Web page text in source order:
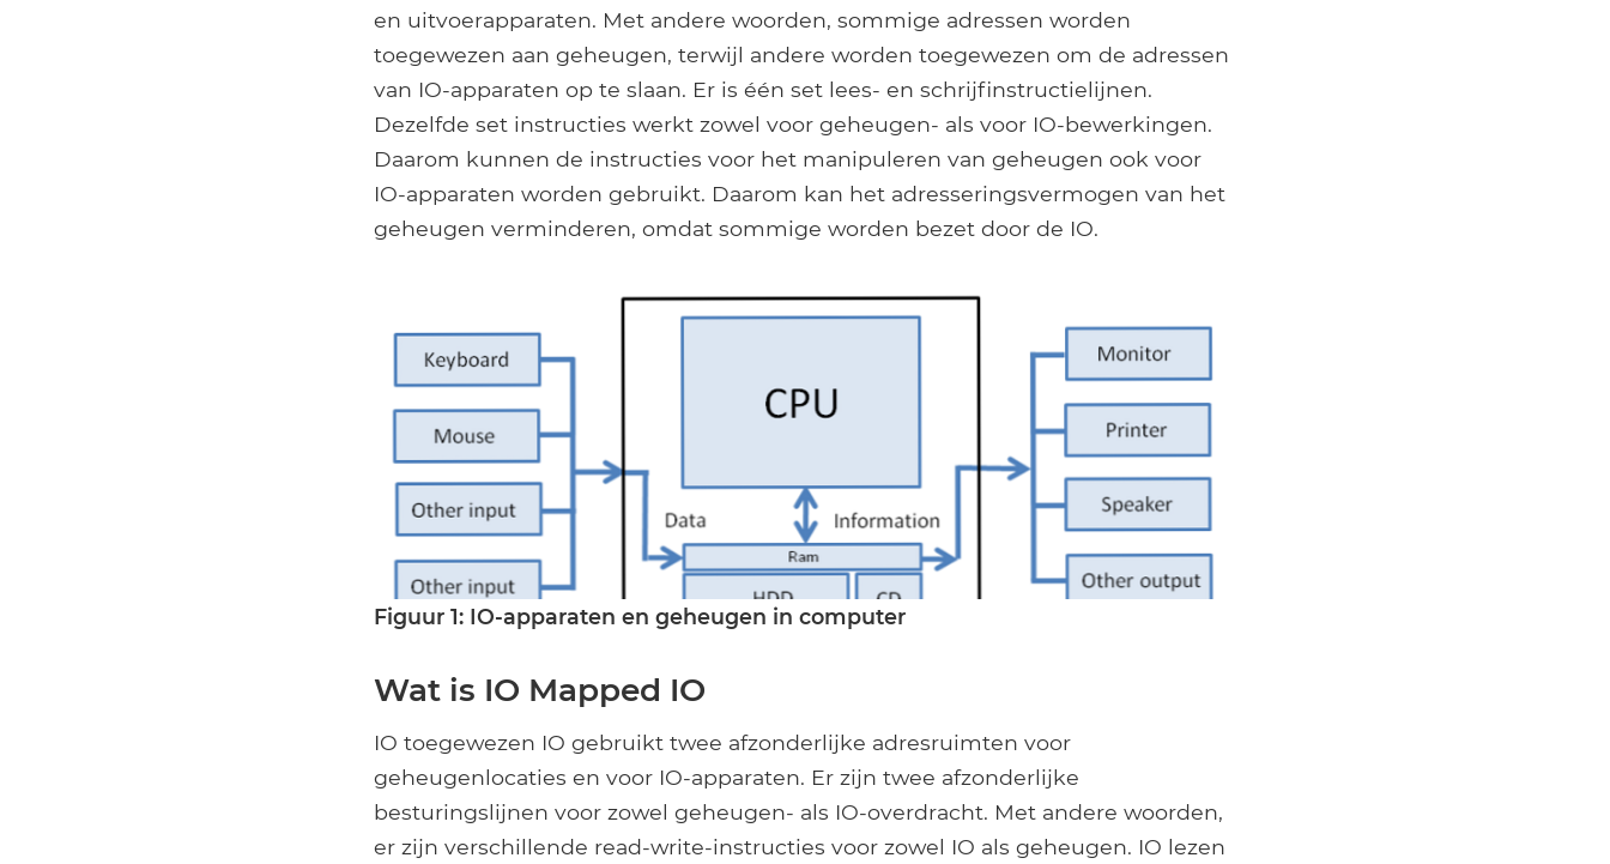
en uitvoerapparaten. Met andere woorden, sommige adressen worden
toegewezen aan geheugen, terwijl andere worden toegewezen om de adressen
van IO-apparaten op te slaan. Er is één set lees- en schrijfinstructielijnen.
Dezelfde set instructies werkt zowel voor geheugen- als voor IO-bewerkingen.
Daarom kunnen de instructies voor het manipuleren van geheugen ook voor
IO-apparaten worden gebruikt. Daarom kan het adresseringsvermogen van het
geheugen verminderen, omdat sommige worden bezet door de IO.
Figuur 1: IO-apparaten en geheugen in computer
Wat is IO Mapped IO
IO toegewezen IO gebruikt twee afzonderlijke adresruimten voor
geheugenlocaties en voor IO-apparaten. Er zijn twee afzonderlijke
besturingslijnen voor zowel geheugen- als IO-overdracht. Met andere woorden,
er zijn verschillende read-write-instructies voor zowel IO als geheugen. IO lezen